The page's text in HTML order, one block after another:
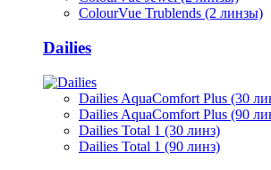
ColourVue Trublends (2 линзы)
Dailies
Dailies AquaComfort Plus (30
Dailies AquaComfort Plus (90
Dailies Total 1 (30 линз)
Dailies Total 1 (90 линз)